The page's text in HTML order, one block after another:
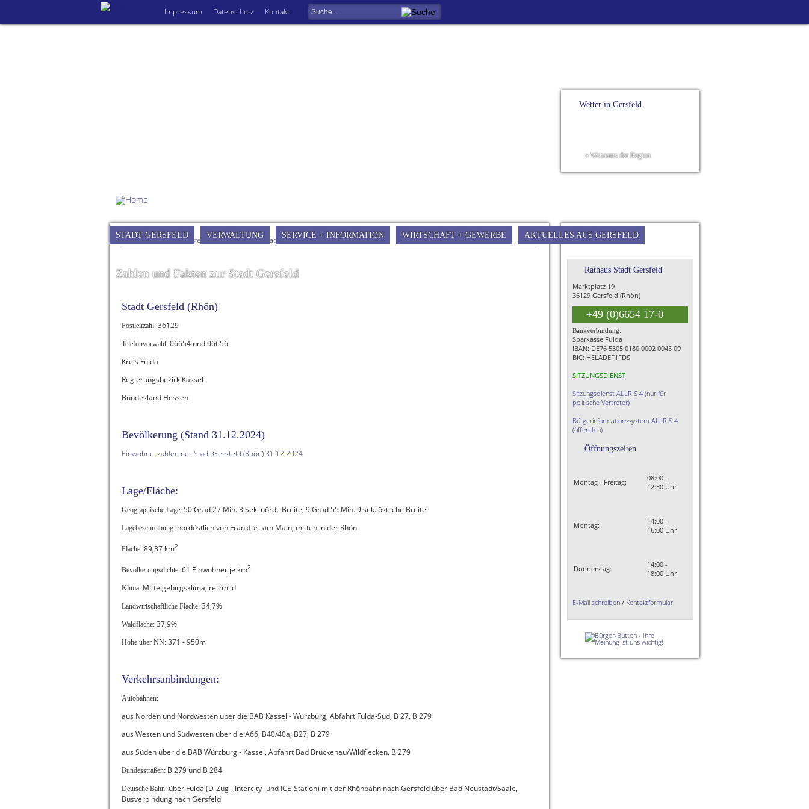
Impressum Datenschutz Kontakt
Wetter in Gersfeld
» Webcams der Region
STADT GERSFELD VERWALTUNG SERVICE + INFORMATION WIRTSCHAFT + GEWERBE AKTUELLES AUS GERSFELD
Sie sind hier:Stadt Gersfeld (Rhön)» Rathaus» Stadt Gersfeld»Zahlen + Fakten
Zahlen und Fakten zur Stadt Gersfeld
Stadt Gersfeld (Rhön)
Postleitzahl: 36129
Telefonvorwahl: 06654 und 06656
Kreis Fulda
Regierungsbezirk Kassel
Bundesland Hessen
Bevölkerung (Stand 31.12.2024)
Einwohnerzahlen der Stadt Gersfeld (Rhön) 31.12.2024
Lage/Fläche:
Geographische Lage: 50 Grad 27 Min. 3 Sek. nördl. Breite, 9 Grad 55 Min. 9 sek. östliche Breite
Lagebeschreibung: nordöstlich von Frankfurt am Main, mitten in der Rhön
Fläche: 89,37 km2
Bevölkerungsdichte: 61 Einwohner je km2
Klima: Mittelgebirgsklima, reizmild
Landwirtschaftliche Fläche: 34,7%
Waldfläche: 37,9%
Höhe über NN: 371 - 950m
Verkehrsanbindungen:
Autobahnen:
aus Norden und Nordwesten über die BAB Kassel - Würzburg, Abfahrt Fulda-Süd, B 27, B 279
aus Westen und Südwesten über die A66, B40/40a, B27, B 279
aus Süden über die BAB Würzburg - Kassel, Abfahrt Bad Brückenau/Wildflecken, B 279
Bundesstraßen: B 279 und B 284
Deutsche Bahn: über Fulda (D-Zug-, Intercity- und ICE-Station) mit der Rhönbahn nach Gersfeld über Bad Neustadt/Saale,
Busverbindung nach Gersfeld
Bürgerservice
Rathaus Stadt Gersfeld
Marktplatz 19
36129 Gersfeld (Rhön)
+49 (0)6654 17-0
Bankverbindung:
Sparkasse Fulda
IBAN: DE76 5305 0180 0002 0045 09
BIC: HELADEF1FDS
SITZUNGSDIENST
Sitzungsdienst ALLRIS 4 (nur für
politische Vertreter)
Bürgerinformationssystem ALLRIS 4
(öffentlich)
Öffnungszeiten
Montag - Freitag:
08:00 -
12:30 Uhr
Montag:
14:00 -
16:00 Uhr
Donnerstag:
14:00 -
18:00 Uhr
E-Mail schreiben / Kontaktformular